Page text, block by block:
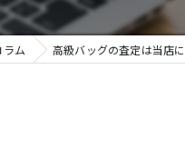
金
ラム 高級バッグの査定は当店